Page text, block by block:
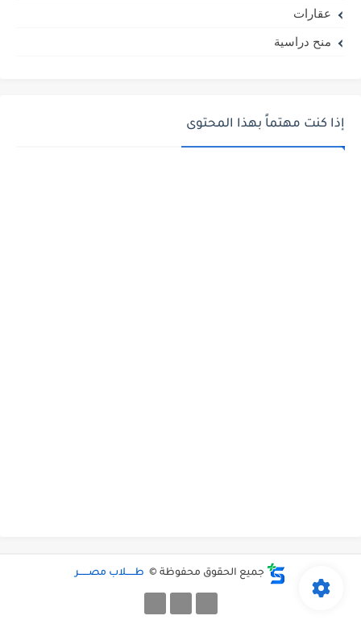
عقارات
منح دراسية
إذا كنت مهتماً بهذا المحتوى
جميع الحقوق محفوظة © طـــــلاب مصــــــر